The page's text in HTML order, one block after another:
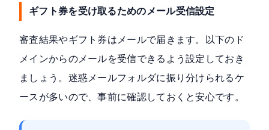
ギフト券を受け取るためのメール受信設定
審査結果やギフト券はメールで届きます。以下のド
メインからのメールを受信できるよう設定しておき
ましょう。迷惑メールフォルダに振り分けられるケ
ースが多いので、事前に確認しておくと安心です。